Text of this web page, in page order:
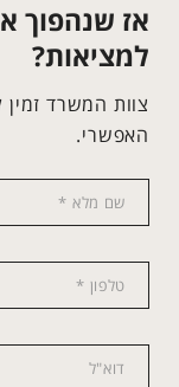
אז שנהפוך
למציאות?
צוות המשרד
האפשרי.